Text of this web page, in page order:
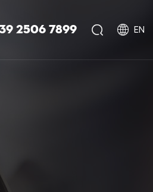
2506 7899   EN